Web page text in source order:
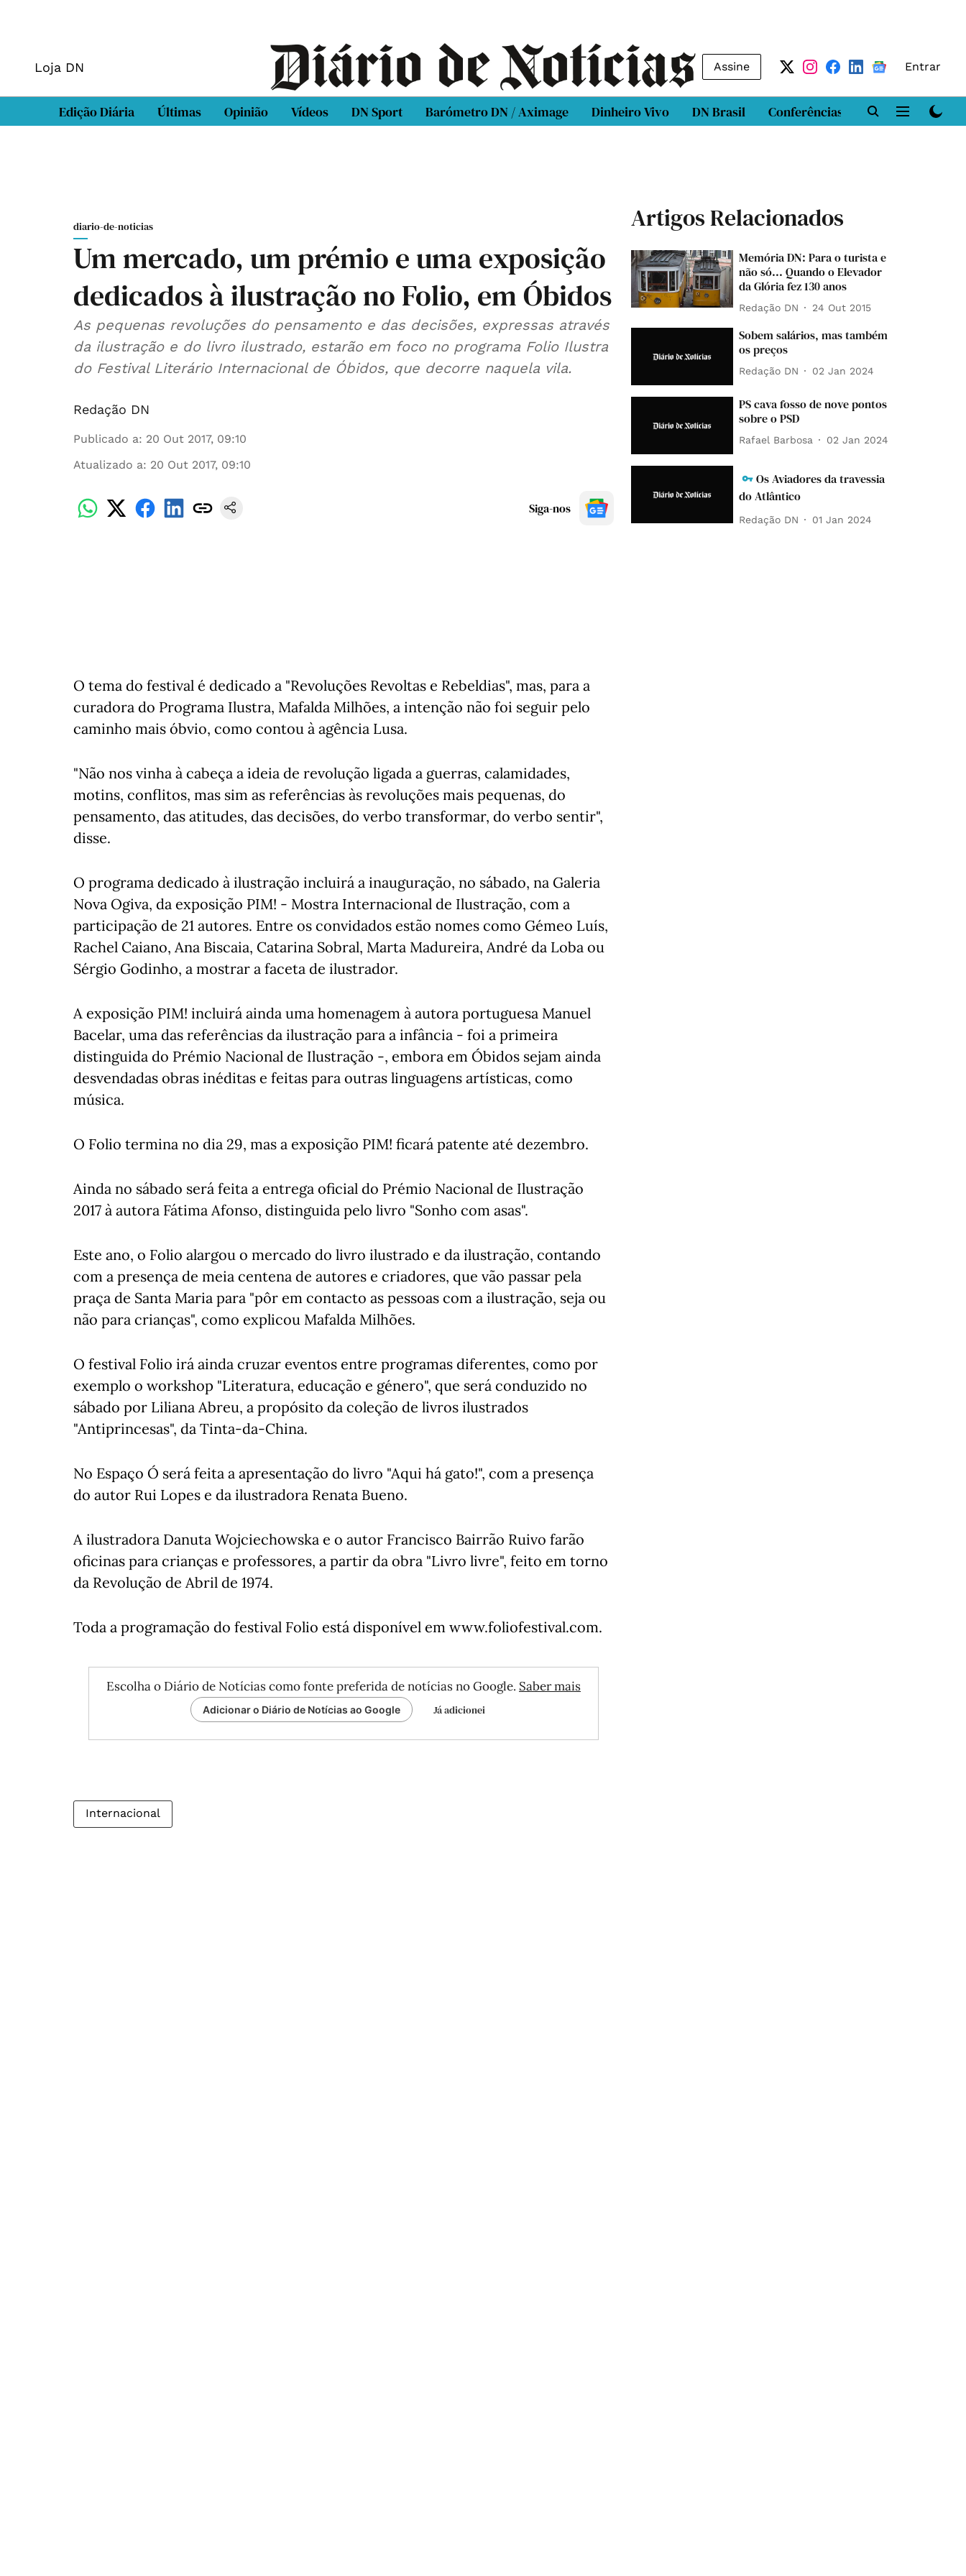
Loja DN Assine Entrar
Edição Diária Últimas Opinião Vídeos DN Sport Barómetro DN / Aximage Dinheiro Vivo DN Brasil Conferências DN LAB
diario-de-noticias
Um mercado, um prémio e uma exposição
dedicados à ilustração no Folio, em Óbidos
As pequenas revoluções do pensamento e das decisões, expressas através
da ilustração e do livro ilustrado, estarão em foco no programa Folio Ilustra
do Festival Literário Internacional de Óbidos, que decorre naquela vila.
Redação DN
Publicado a: 20 Out 2017, 09:10
Atualizado a: 20 Out 2017, 09:10
Siga-nos
O tema do festival é dedicado a "Revoluções Revoltas e Rebeldias", mas, para a
curadora do Programa Ilustra, Mafalda Milhões, a intenção não foi seguir pelo
caminho mais óbvio, como contou à agência Lusa.
"Não nos vinha à cabeça a ideia de revolução ligada a guerras, calamidades,
motins, conflitos, mas sim as referências às revoluções mais pequenas, do
pensamento, das atitudes, das decisões, do verbo transformar, do verbo sentir",
disse.
O programa dedicado à ilustração incluirá a inauguração, no sábado, na Galeria
Nova Ogiva, da exposição PIM! - Mostra Internacional de Ilustração, com a
participação de 21 autores. Entre os convidados estão nomes como Gémeo Luís,
Rachel Caiano, Ana Biscaia, Catarina Sobral, Marta Madureira, André da Loba ou
Sérgio Godinho, a mostrar a faceta de ilustrador.
A exposição PIM! incluirá ainda uma homenagem à autora portuguesa Manuel
Bacelar, uma das referências da ilustração para a infância - foi a primeira
distinguida do Prémio Nacional de Ilustração -, embora em Óbidos sejam ainda
desvendadas obras inéditas e feitas para outras linguagens artísticas, como
música.
O Folio termina no dia 29, mas a exposição PIM! ficará patente até dezembro.
Ainda no sábado será feita a entrega oficial do Prémio Nacional de Ilustração
2017 à autora Fátima Afonso, distinguida pelo livro "Sonho com asas".
Este ano, o Folio alargou o mercado do livro ilustrado e da ilustração, contando
com a presença de meia centena de autores e criadores, que vão passar pela
praça de Santa Maria para "pôr em contacto as pessoas com a ilustração, seja ou
não para crianças", como explicou Mafalda Milhões.
O festival Folio irá ainda cruzar eventos entre programas diferentes, como por
exemplo o workshop "Literatura, educação e género", que será conduzido no
sábado por Liliana Abreu, a propósito da coleção de livros ilustrados
"Antiprincesas", da Tinta-da-China.
No Espaço Ó será feita a apresentação do livro "Aqui há gato!", com a presença
do autor Rui Lopes e da ilustradora Renata Bueno.
A ilustradora Danuta Wojciechowska e o autor Francisco Bairrão Ruivo farão
oficinas para crianças e professores, a partir da obra "Livro livre", feito em torno
da Revolução de Abril de 1974.
Toda a programação do festival Folio está disponível em www.foliofestival.com.
Escolha o Diário de Notícias como fonte preferida de notícias no Google. Saber mais
Adicionar o Diário de Notícias ao Google Já adicionei
Internacional
Artigos Relacionados
Memória DN: Para o turista e
não só... Quando o Elevador
da Glória fez 130 anos
Redação DN 24 Out 2015
Sobem salários, mas também
os preços
Redação DN 02 Jan 2024
PS cava fosso de nove pontos
sobre o PSD
Rafael Barbosa 02 Jan 2024
Os Aviadores da travessia
do Atlântico
Redação DN 01 Jan 2024